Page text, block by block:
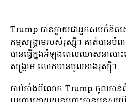
Trump បានក្លាយជាអ្នកសមគំនិត
កម្មសង្គ្រាមរបស់រុស្ស៊ី។ គាត់​បាន​បំ
បាន​ធ្វើ​ក្នុង​អំឡុង​ពេល​ឃោសនា​បោ
សង្គ្រាម លោក​បាន​ចូល​ខាង​រុស្ស៊ី។
ចាប់តាំងពីលោក Trump ចូលកាន់